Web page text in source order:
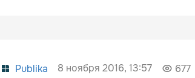
Publika 8 ноября 2016, 13:57 677